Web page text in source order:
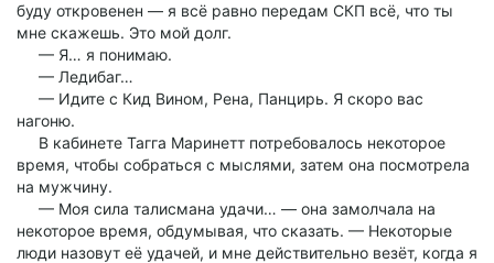
буду откровенен — я всё равно передам СКП всё, что ты
мне скажешь. Это мой долг.
— Я… я понимаю.
— Ледибаг…
— Идите с Кид Вином, Рена, Панцирь. Я скоро вас
нагоню.
В кабинете Тагга Маринетт потребовалось некоторое
время, чтобы собраться с мыслями, затем она посмотрела
на мужчину.
— Моя сила талисмана удачи… — она замолчала на
некоторое время, обдумывая, что сказать. — Некоторые
люди назовут её удачей, и мне действительно везёт, когда я